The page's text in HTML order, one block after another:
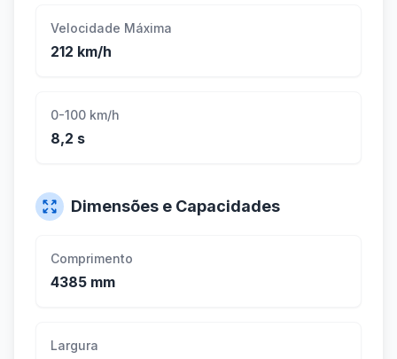
Velocidade Máxima
212 km/h
0-100 km/h
8,2 s
Dimensões e Capacidades
Comprimento
4385 mm
Largura